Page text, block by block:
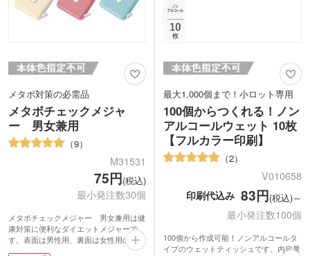
メタボ対策の必需品
メタボチェックメジャ
ー 男女兼用
9
M31531
75円(税込)
最小発注数30個
メタボチェックメジャー 男女兼用は健
康対策に便利なダイエットメジャーで
す。表面は男性用、裏面は女性用の値が
最大1,000個まで！小ロット専用
100個からつくれる！ノン
アルコールウェット 10枚
【フルカラー印刷】
2
V010658
印刷代込み 83円(税込)～
最小発注数100個
100個から作成可能！ノンアルコールタ
イプのウェットティッシュです。内容量